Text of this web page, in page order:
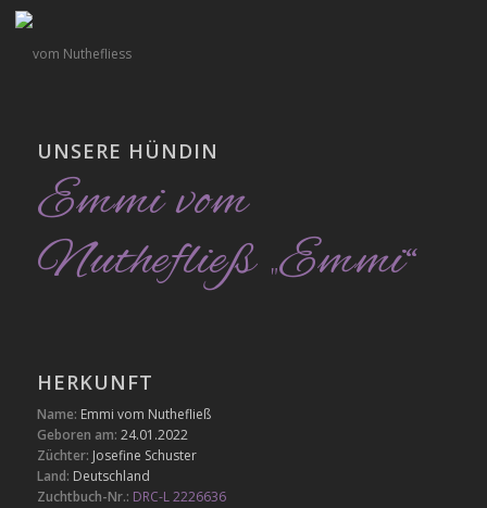
UNSERE HÜNDIN
Emmi vom
Nuthefließ „Emmi“
HERKUNFT
Name: Emmi vom Nuthefließ
Geboren am: 24.01.2022
Züchter: Josefine Schuster
Land: Deutschland
Zuchtbuch-Nr.: DRC-L 2226636